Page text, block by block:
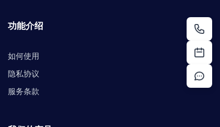
功能介绍
如何使用
隐私协议
服务条款